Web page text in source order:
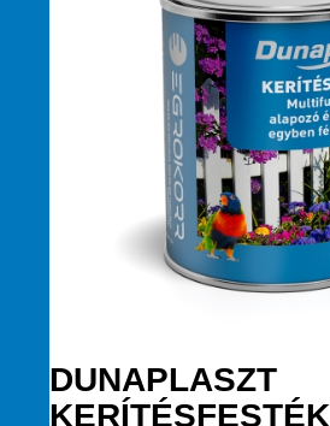
DUNAPLASZT
KERÍTÉSFESTÉK